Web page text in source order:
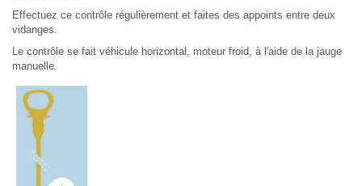
Effectuez ce contrôle régulièrement et faites des appoints entre deux
vidanges.
Le contrôle se fait véhicule horizontal, moteur froid, à l'aide de la jauge
manuelle.